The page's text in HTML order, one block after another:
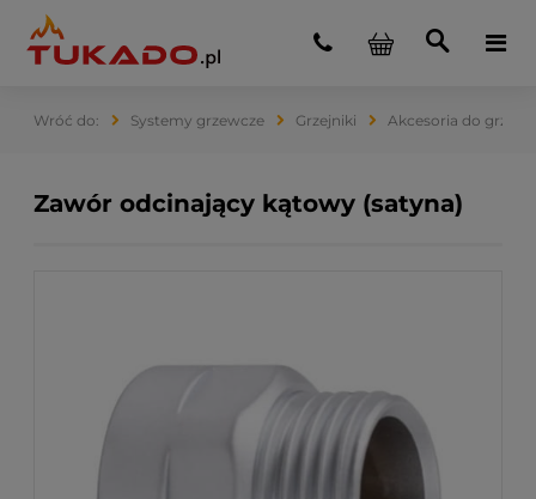
Systemy grzewcze Grzejniki Akcesoria do
Zawór odcinający kątowy (satyna)